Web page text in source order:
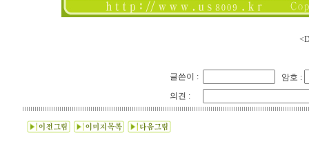
글쓴이 :
암호 :
의견 :